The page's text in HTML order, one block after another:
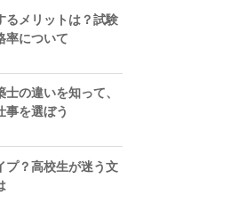
るメリットは？試験
率について
の違いを知って、
事を選ぼう
プ？高校生が迷う文